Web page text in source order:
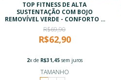
TOP FITNESS DE ALTA
SUSTENTAÇÃO COM BOJO
REMOVÍVEL VERDE - CONFORTO E
TECNOLOGIA
R$69,90
R$62,90
2x de R$31,45sem juros
TAMANHO